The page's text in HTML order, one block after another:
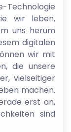
wir leben,
uns herum
digitalen
wir mit
die unsere
vielseitiger
machen.
erst an,
sind